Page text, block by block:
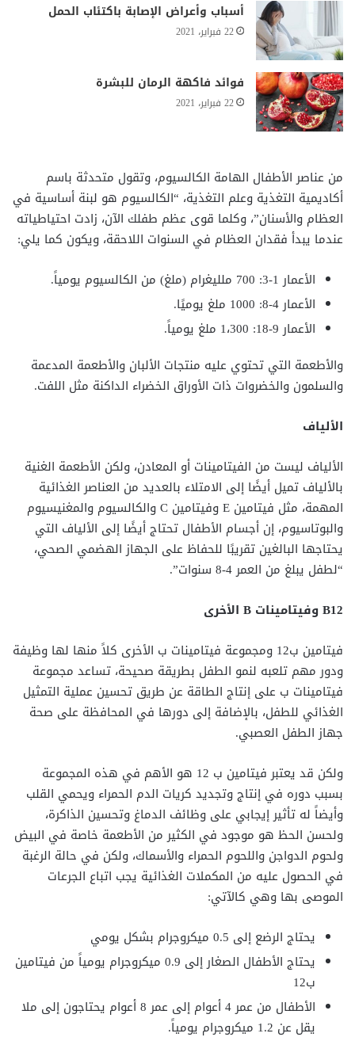
أسباب وأعراض الإصابة باكتئاب الحمل
22 فبراير، 2021
فوائد فاكهة الرمان للبشرة
22 فبراير، 2021
من عناصر الأطفال الهامة الكالسيوم، وتقول متحدثة باسم
أكاديمية التغذية وعلم التغذية، “الكالسيوم هو لبنة أساسية في
العظام والأسنان”، وكلما قوى عظم طفلك الآن، زادت احتياطياته
عندما يبدأ فقدان العظام في السنوات اللاحقة، ويكون كما يلي:
الأعمار 1-3: 700 ملليغرام (ملغ) من الكالسيوم يومياً.
الأعمار 4-8: 1000 ملغ يوميًا.
الأعمار 9-18: 1،300 ملغ يومياً.
والأطعمة التي تحتوي عليه منتجات الألبان والأطعمة المدعمة
والسلمون والخضروات ذات الأوراق الخضراء الداكنة مثل اللفت.
الألياف
الألياف ليست من الفيتامينات أو المعادن، ولكن الأطعمة الغنية
بالألياف تميل أيضًا إلى الامتلاء بالعديد من العناصر الغذائية
المهمة، مثل فيتامين E وفيتامين C والكالسيوم والمغنيسيوم
والبوتاسيوم، إن أجسام الأطفال تحتاج أيضًا إلى الألياف التي
يحتاجها البالغين تقريبًا للحفاظ على الجهاز الهضمي الصحي،
“لطفل يبلغ من العمر 4-8 سنوات”.
B12 وفيتامينات B الأخرى
فيتامين ب12 ومجموعة فيتامينات ب الأخرى كلاً منها لها وظيفة
ودور مهم تلعبه لنمو الطفل بطريقة صحيحة، تساعد مجموعة
فيتامينات ب على إنتاج الطاقة عن طريق تحسين عملية التمثيل
الغذائي للطفل، بالإضافة إلى دورها في المحافظة على صحة
جهاز الطفل العصبي.
ولكن قد يعتبر فيتامين ب 12 هو الأهم في هذه المجموعة
بسبب دوره في إنتاج وتجديد كريات الدم الحمراء ويحمي القلب
وأيضاً له تأثير إيجابي على وظائف الدماغ وتحسين الذاكرة،
ولحسن الحظ هو موجود في الكثير من الأطعمة خاصة في البيض
ولحوم الدواجن واللحوم الحمراء والأسماك، ولكن في حالة الرغبة
في الحصول عليه من المكملات الغذائية يجب اتباع الجرعات
الموصى بها وهي كالآتي:
يحتاج الرضع إلى 0.5 ميكروجرام بشكل يومي
يحتاج الأطفال الصغار إلى 0.9 ميكروجرام يومياً من فيتامين
ب12
الأطفال من عمر 4 أعوام إلى عمر 8 أعوام يحتاجون إلى ملا
يقل عن 1.2 ميكروجرام يومياً.